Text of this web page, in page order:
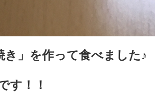
」を作って食べました♪
す！！